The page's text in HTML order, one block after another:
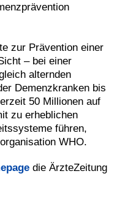
zur Prävention einer
– bei einer
alternden
Demenzkranken bis
50 Millionen auf
zu erheblichen
führen,
WHO.
die ÄrzteZeitung